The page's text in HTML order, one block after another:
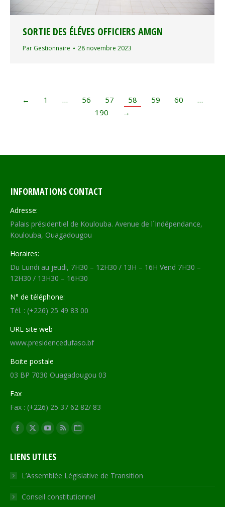
SORTIE DES ÉLÉVES OFFICIERS AMGN
Par Gestionnaire 28 novembre 2023
← 1 … 56 57 58 59 60
…
190
→
INFORMATIONS CONTACT
Adresse:
Palais présidentiel de Koulouba. Avenue de l´Indépendance,
Koulouba, Ouagadougou
Horaires:
Du Lundi au jeudi, 7H30 – 12H30 / 13H – 16H Vend 7H30 –
12H30 / 13H30 – 16H30
N° de téléphone:
Tél. : (+226) 25 49 83 00
URL site web
www.presidencedufaso.bf
Boite postale
03 BP 7030 Ouagadougou 03
Fax
Fax : (+226) 25 37 62 82/ 83
Trouvez nous sur :
Facebook
opens
in
new
window
X
opens
in
new
window
YouTube
opens
in
new
window
RSS
in
new
window
Site
opens
in
new
LIENS UTILES
L’Assemblée Législative de Transition
Conseil constitutionnel